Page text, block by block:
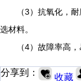
（3）抗氧化，耐腐
选材料。
（4）故障率高，
分享到： 收藏